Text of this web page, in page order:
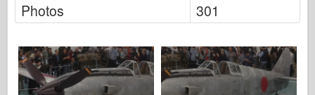
Albums-Photos
Se promener
Livres
Photos
301